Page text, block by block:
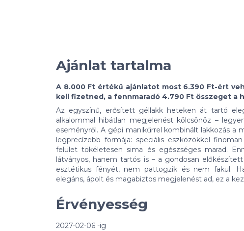
Ajánlat tartalma
A 8.000 Ft értékű ajánlatot most 6.390 Ft-ért
kell fizetned, a fennmaradó 4.790 Ft összeget
Az egyszínű, erősített géllakk heteken át tartó
alkalommal hibátlan megjelenést kölcsönöz –
eseményről. A gépi manikűrrel kombinált lakkozás a
legprecízebb formája: speciális eszközökkel
felület tökéletesen sima és egészséges marad.
látványos, hanem tartós is – a gondosan
esztétikus fényét, nem pattogzik és nem fakul.
elegáns, ápolt és magabiztos megjelenést ad, ez a
Érvényesség
2027-02-06 -ig